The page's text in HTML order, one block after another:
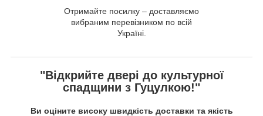
Отримайте посилку – доставляємо
вибраним перевізником по всій
Україні.
"Відкрийте двері до культурної
спадщини з Гуцулкою!"
Ви оціните високу швидкість доставки та якість